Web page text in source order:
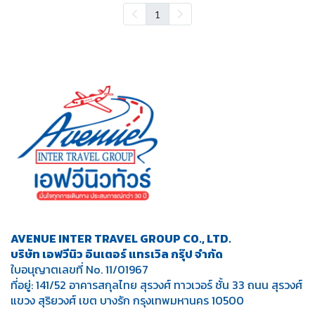
1
AVENUE INTER TRAVEL GROUP CO., LTD.
บริษัท เอฟวีนิว อินเตอร์ แทรเวิล กรุ๊ป จำกัด
ใบอนุญาตเลขที่ No. 11/01967
ที่อยู่: 141/52 อาคารสกุลไทย สุรวงศ์ ทาวเวอร์ ชั้น 33 ถนน สุรวงศ์
แขวง สุริยวงศ์ เขต บางรัก กรุงเทพมหานคร 10500